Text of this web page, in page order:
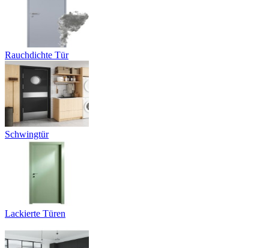
Rauchdichte Tür
Schwingtür
Lackierte Türen